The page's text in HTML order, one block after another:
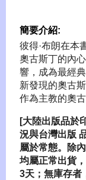
簡要介紹:
彼得·布朗在本
奧古斯丁的內
響，成為最經
新發現的奧古
作為主教的奧
[大陸出版品於
況與台灣出版
屬於常態。除
均屬正常出貨
3天；無庫存者